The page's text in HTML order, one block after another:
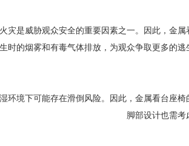
灾是威胁观众安全的重要因素之一。因此，金
时的烟雾和有毒气体排放，为观众争取更多的
环境下可能存在滑倒风险。因此，金属看台座
脚部设计也需考